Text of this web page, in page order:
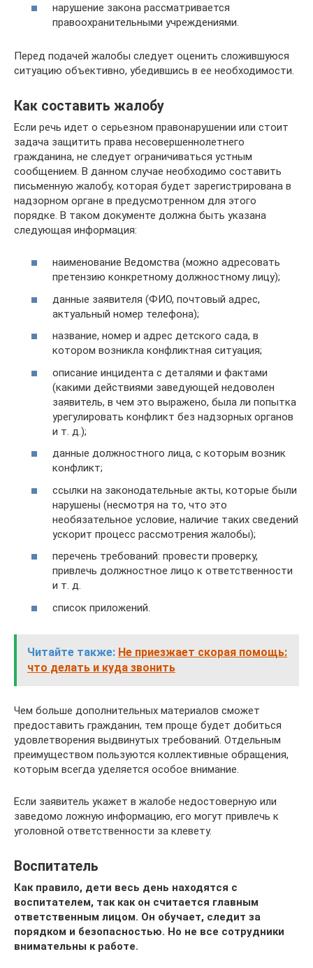
нарушение закона рассматривается
правоохранительными учреждениями.
Перед подачей жалобы следует оценить сложившуюся
ситуацию объективно, убедившись в ее необходимости.
Как составить жалобу
Если речь идет о серьезном правонарушении или стоит
задача защитить права несовершеннолетнего
гражданина, не следует ограничиваться устным
сообщением. В данном случае необходимо составить
письменную жалобу, которая будет зарегистрирована в
надзорном органе в предусмотренном для этого
порядке. В таком документе должна быть указана
следующая информация:
наименование Ведомства (можно адресовать
претензию конкретному должностному лицу);
данные заявителя (ФИО, почтовый адрес,
актуальный номер телефона);
название, номер и адрес детского сада, в
котором возникла конфликтная ситуация;
описание инцидента с деталями и фактами
(какими действиями заведующей недоволен
заявитель, в чем это выражено, была ли попытка
урегулировать конфликт без надзорных органов
и т. д.);
данные должностного лица, с которым возник
конфликт;
ссылки на законодательные акты, которые были
нарушены (несмотря на то, что это
необязательное условие, наличие таких сведений
ускорит процесс рассмотрения жалобы);
перечень требований: провести проверку,
привлечь должностное лицо к ответственности
и т. д.
список приложений.
Читайте также: Не приезжает скорая помощь:
что делать и куда звонить
Чем больше дополнительных материалов сможет
предоставить гражданин, тем проще будет добиться
удовлетворения выдвинутых требований. Отдельным
преимуществом пользуются коллективные обращения,
которым всегда уделяется особое внимание.
Если заявитель укажет в жалобе недостоверную или
заведомо ложную информацию, его могут привлечь к
уголовной ответственности за клевету.
Воспитатель
Как правило, дети весь день находятся с
воспитателем, так как он считается главным
ответственным лицом. Он обучает, следит за
порядком и безопасностью. Но не все сотрудники
внимательны к работе.